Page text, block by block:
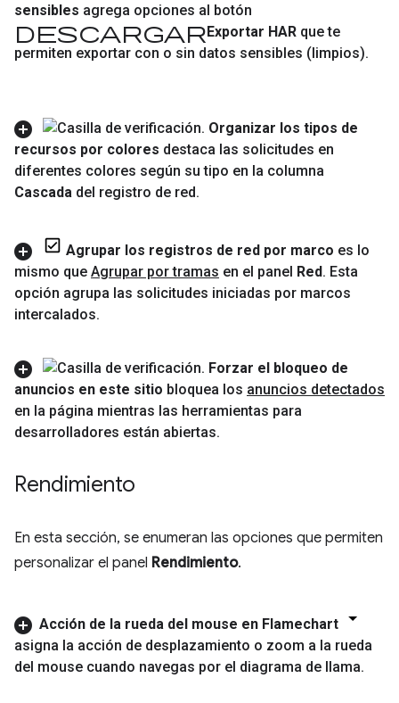
sensibles agrega opciones al botón
DescargarExportar HAR que te
permiten exportar con o sin datos sensibles (limpios).
Organizar los tipos de
recursos por colores destaca las solicitudes en
diferentes colores según su tipo en la columna
Cascada del registro de red.
Agrupar los registros de red por marco es lo
mismo que Agrupar por tramas en el panel Red. Esta
opción agrupa las solicitudes iniciadas por marcos
intercalados.
Forzar el bloqueo de
anuncios en este sitio bloquea los anuncios detectados
en la página mientras las herramientas para
desarrolladores están abiertas.
Rendimiento
En esta sección, se enumeran las opciones que permiten
personalizar el panel Rendimiento.
Acción de la rueda del mouse en Flamechart
asigna la acción de desplazamiento o zoom a la rueda
del mouse cuando navegas por el diagrama de llama.